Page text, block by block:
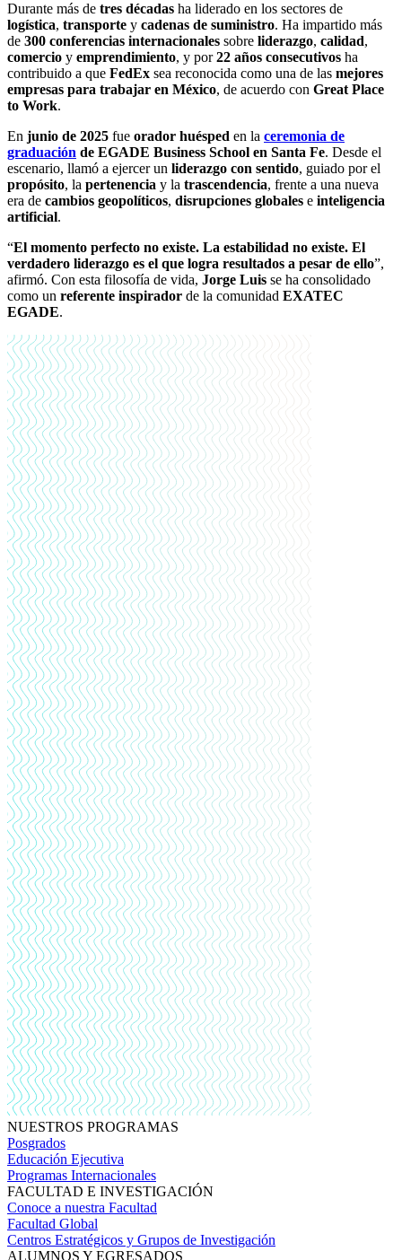
Durante más de tres décadas ha liderado en los sectores de
logística, transporte y cadenas de suministro. Ha impartido más
de 300 conferencias internacionales sobre liderazgo, calidad,
comercio y emprendimiento, y por22 años consecutivos ha
contribuido a que FedEx sea reconocida como una de las mejores
empresas para trabajar en México, de acuerdo con Great Place
to Work.
En junio de 2025 fue orador huésped en la ceremonia de
graduación de EGADE Business School en Santa Fe. Desde el
escenario, llamó a ejercer un liderazgo con sentido, guiado por el
propósito, la pertenencia y la trascendencia, frente a una nueva
era de cambios geopolíticos, disrupciones globales e inteligencia
artificial.
“El momento perfecto no existe. La estabilidad no existe. El
verdadero liderazgo es el que logra resultados a pesar de ello”,
afirmó. Con esta filosofía de vida, Jorge Luis se ha consolidado
como un referente inspirador de la comunidad EXATEC
EGADE.
NUESTROS PROGRAMAS
Posgrados
Educación Ejecutiva
Programas Internacionales
FACULTAD E INVESTIGACIÓN
Conoce a nuestra Facultad
Facultad Global
Centros Estratégicos y Grupos de Investigación
ALUMNOS Y EGRESADOS